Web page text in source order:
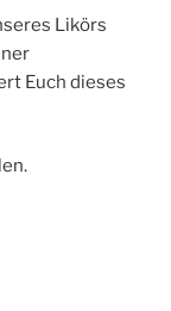
Likörs
Euch dieses